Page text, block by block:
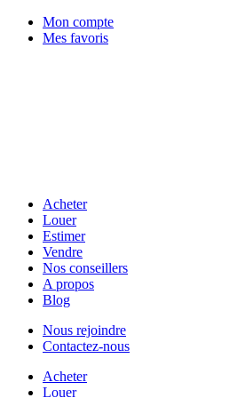
Mon compte
Mes favoris
Acheter
Louer
Estimer
Vendre
Nos conseillers
A propos
Blog
Nous rejoindre
Contactez-nous
Acheter
Louer